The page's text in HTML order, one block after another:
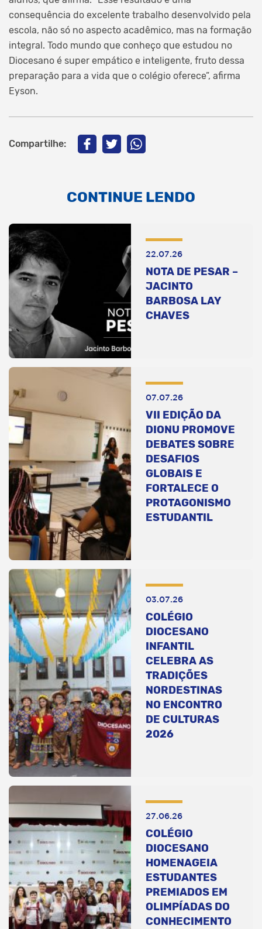
consequência do excelente trabalho desenvolvido pela
escola, não só no aspecto acadêmico, mas na formação
integral. Todo mundo que conheço que estudou no
Diocesano é super empático e inteligente, fruto dessa
preparação para a vida que o colégio oferece”, afirma
Eyson.
Compartilhe:
CONTINUE LENDO
22.07.26
NOTA DE PESAR –
JACINTO
BARBOSA LAY
CHAVES
07.07.26
VII EDIÇÃO DA
DIONU PROMOVE
DEBATES SOBRE
DESAFIOS
GLOBAIS E
FORTALECE O
PROTAGONISMO
ESTUDANTIL
03.07.26
COLÉGIO
DIOCESANO
INFANTIL
CELEBRA AS
TRADIÇÕES
NORDESTINAS
NO ENCONTRO
DE CULTURAS
2026
27.06.26
COLÉGIO
DIOCESANO
HOMENAGEIA
ESTUDANTES
PREMIADOS EM
OLIMPÍADAS DO
CONHECIMENTO